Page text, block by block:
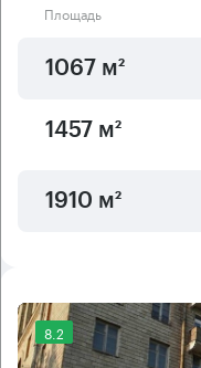
Площадь
1067 м²
1457 м²
1910 м²
8.2